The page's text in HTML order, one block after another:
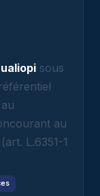
sous
au
L.6351-1